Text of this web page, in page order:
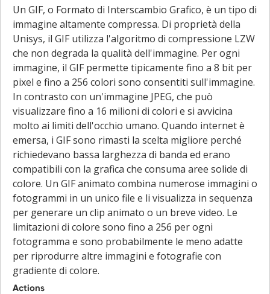
Un GIF, o Formato di Interscambio Grafico, è un tipo di
immagine altamente compressa. Di proprietà della
Unisys, il GIF utilizza l'algoritmo di compressione LZW
che non degrada la qualità dell'immagine. Per ogni
immagine, il GIF permette tipicamente fino a 8 bit per
pixel e fino a 256 colori sono consentiti sull'immagine.
In contrasto con un'immagine JPEG, che può
visualizzare fino a 16 milioni di colori e si avvicina
molto ai limiti dell'occhio umano. Quando internet è
emersa, i GIF sono rimasti la scelta migliore perché
richiedevano bassa larghezza di banda ed erano
compatibili con la grafica che consuma aree solide di
colore. Un GIF animato combina numerose immagini o
fotogrammi in un unico file e li visualizza in sequenza
per generare un clip animato o un breve video. Le
limitazioni di colore sono fino a 256 per ogni
fotogramma e sono probabilmente le meno adatte
per riprodurre altre immagini e fotografie con
gradiente di colore.
Actions